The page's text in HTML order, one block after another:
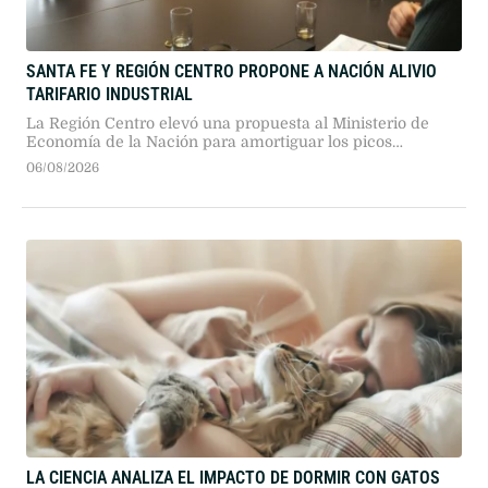
SANTA FE Y REGIÓN CENTRO PROPONE A NACIÓN ALIVIO
TARIFARIO INDUSTRIAL
La Región Centro elevó una propuesta al Ministerio de
Economía de la Nación para amortiguar los picos
tarifarios de invierno en las industrias. La iniciativa
06/08/2026
LA CIENCIA ANALIZA EL IMPACTO DE DORMIR CON GATOS